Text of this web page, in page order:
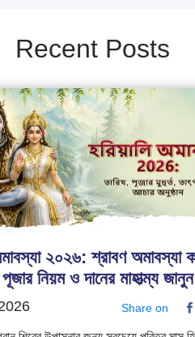
Recent Posts
২০২৬: শ্রাবণ অমাবস্যা
নিয়ম ও দানের মাহাত্ম্য জানুন
Share on